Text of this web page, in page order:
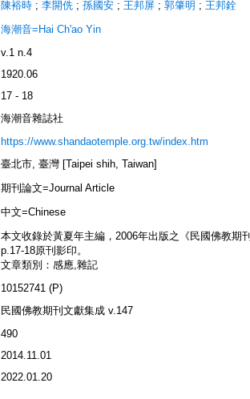
陳裕時 ; 李開侁 ; 孫國安 ; 王邦屏 ; 郭肇明 ; 王邦銓
海潮音=Hai Ch'ao Yin
v.1 n.4
1920.06
17 - 18
海潮音雜誌社
https://www.shandaotemple.org.tw/index.htm
臺北市, 臺灣 [Taipei shih, Taiwan]
期刊論文=Journal Article
中文=Chinese
本文收錄於黃夏年主編，2006年出版之《民國佛教期
p.17-18原刊影印。
文章類別：感應,雜記
10152741 (P)
民國佛教期刊文獻集成 v.147
490
2014.11.01
2022.01.20